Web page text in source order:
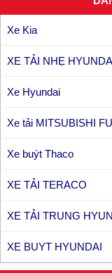
Xe Kia
XE TẢI NHẸ
Xe Hyundai
Xe tải MITSUBISHI
Xe buýt Thaco
XE TẢI TERACO
XE TẢI TRUNG
XE BUYT HYUNDAI